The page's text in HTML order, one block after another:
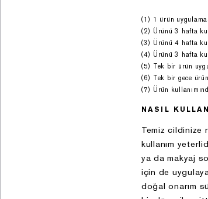
(1) 1 ürün
(2) Ürünü 3 hafta
(3) Ürünü 4 hafta
(4) Ürünü 3 hafta
(5) Tek bir ürün
(6) Tek bir gece
(7) Ürün
NASIL
Temiz cildinize
kullanım
ya da makyaj
için de
doğal onarım